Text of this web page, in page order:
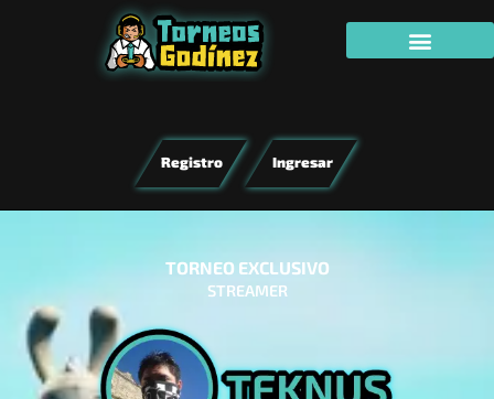
Registro Ingresar
TORNEO EXCLUSIVO
STREAMER